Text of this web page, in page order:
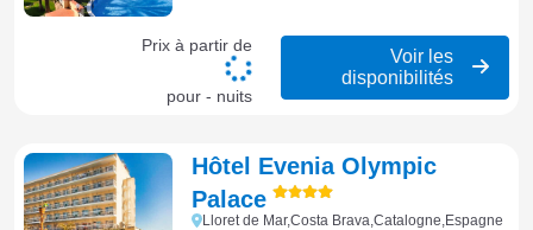
Costa Brava.
Prix à partir de
pour - nuits
Voir les
disponibilités
Hôtel Evenia Olympic
Palace
Lloret de Mar,Costa Brava,Catalogne,Espagne